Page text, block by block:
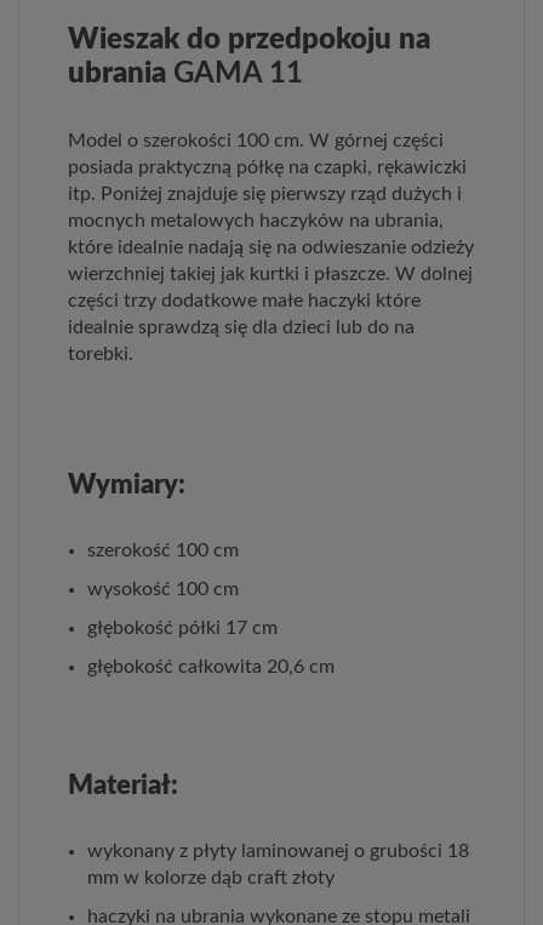
Wieszak do przedpokoju na
ubrania GAMA 11
Model o szerokości 100 cm. W górnej części
posiada praktyczną półkę na czapki, rękawiczki
itp. Poniżej znajduje się pierwszy rząd dużych i
mocnych metalowych haczyków na ubrania,
które idealnie nadają się na odwieszanie odzieży
wierzchniej takiej jak kurtki i płaszcze. W dolnej
części trzy dodatkowe małe haczyki które
idealnie sprawdzą się dla dzieci lub do na
torebki.
Wymiary:
szerokość 100 cm
wysokość 100 cm
głębokość półki 17 cm
głębokość całkowita 20,6 cm
Materiał:
wykonany z płyty laminowanej o grubości 18
mm w kolorze dąb craft złoty
haczyki na ubrania wykonane ze stopu metali